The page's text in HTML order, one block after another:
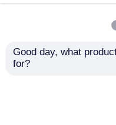
Xe tải chở hàng
Good day, what
for?